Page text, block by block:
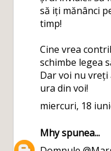
să iți mănânci
timp!
Cine vrea
schimbe legea
Dar voi nu vreți
ura din voi!
miercuri, 18
Mhyspunea...